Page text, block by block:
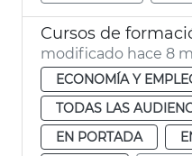
modificado hace 8
ECONOMÍA Y
TODAS LAS
EN PORTADA